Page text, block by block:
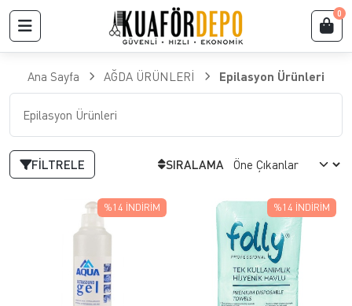
0
Ana Sayfa AĞDA ÜRÜNLERİ Epilasyon Ürünleri
Epilasyon Ürünleri
FILTRELE SIRALAMA
%14 İNDIRIM %14 İNDIRIM